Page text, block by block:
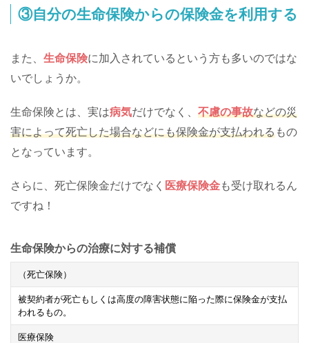
③自分の生命保険からの保険金を利用する
また、 生命保険に加入されているという方も多いのではな
いでしょうか。
生命保険とは、実は病気だけでなく、 不慮の事故などの災
害によって死亡した場合などにも保険金が支払われるもの
となっています。
さらに、死亡保険金だけでなく 医療保険金も受け取れるん
ですね！
生命保険からの治療に対する補償
（死亡保険）
被契約者が死亡もしくは高度の障害状態に陥った際に保険金が支払
われるもの。
医療保険